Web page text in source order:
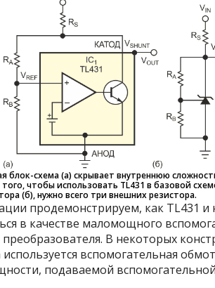
блок-схема (а) скрывает внутреннюю
чтобы использовать TL431 в базовой
(б), нужно всего три внешних резистора.
продемонстрируем, как TL431
в качестве маломощного
преобразователя. В некоторых
используется вспомогательная
подаваемой